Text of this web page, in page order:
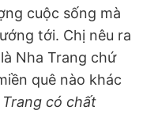
cuộc sống mà
tới. Chị nêu ra
Nha Trang chứ
quê nào khác
có chất